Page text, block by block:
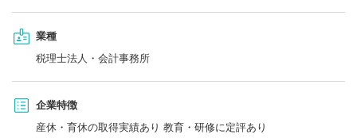
業種
税理士法人・会計事務所
企業特徴
産休・育休の取得実績あり 教育・研修に定評あり